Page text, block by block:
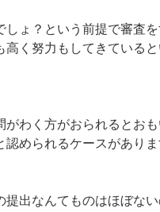
ょ？という前提で審査を
く努力もしてきている
わく方がおられるとお
められるケースがありま
出なんてものはほぼない